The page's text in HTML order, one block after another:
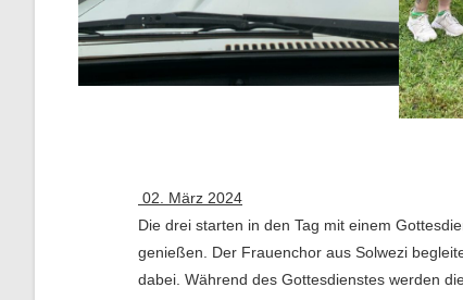
02. März 2024
Die drei starten in den Tag mit einem
genießen. Der Frauenchor aus Solwezi
dabei. Während des Gottesdienstes werden